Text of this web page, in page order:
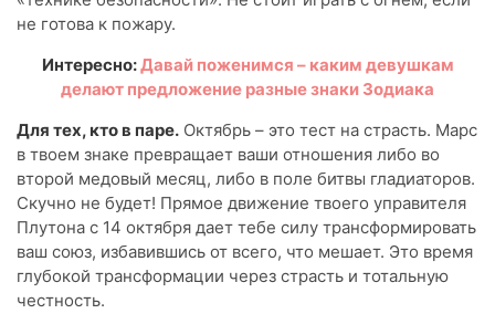
не готова к пожару.
Интересно:Давай поженимся – каким девушкам
делают предложение разные знаки Зодиака
Для тех, кто в паре. Октябрь – это тест на страсть. Марс
в твоем знаке превращает ваши отношения либо во
второй медовый месяц, либо в поле битвы гладиаторов.
Скучно не будет! Прямое движение твоего управителя
Плутона с 14 октября дает тебе силу трансформировать
ваш союз, избавившись от всего, что мешает. Это время
глубокой трансформации через страсть и тотальную
честность.